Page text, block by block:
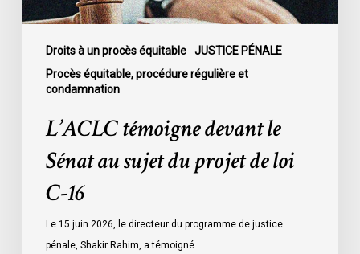
Droits à un procès équitable
JUSTICE PÉNALE
Procès équitable, procédure régulière et
condamnation
de
L’ACLC témoigne devant le
Sénat au sujet du projet de loi
C-16
Le 15 juin 2026, le directeur du programme de justice
pénale, Shakir Rahim, a témoigné…